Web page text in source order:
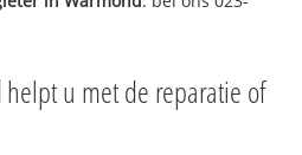
helpt u met de reparatie of